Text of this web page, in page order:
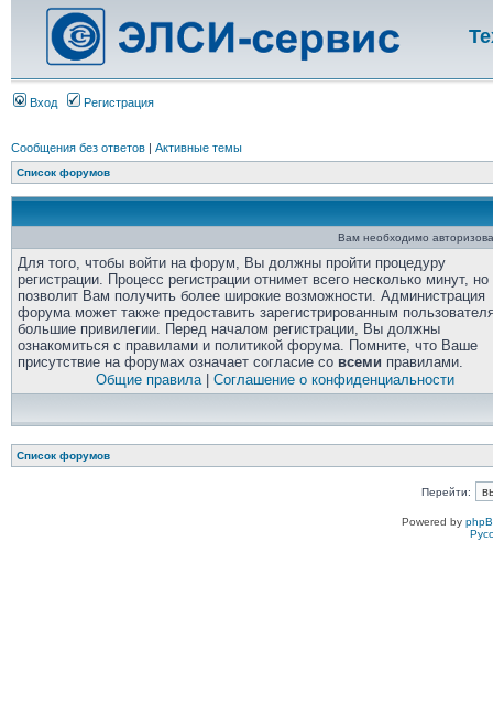
Вход Регистрация
Сообщения без ответов | Активные темы
Список форумов
Вам необходимо
Для того, чтобы войти на форум, Вы должны пройти процедуру
регистрации. Процесс регистрации отнимет всего несколько минут, но
позволит Вам получить более широкие возможности. Администрация
форума может также предоставить зарегистрированным
большие привилегии. Перед началом регистрации, Вы должны
ознакомиться с правилами и политикой форума. Помните, что Ваше
присутствие на форумах означает согласие со всеми правилами.
Общие правила| Соглашение о конфиденциальности
Список форумов
Перейти:
Powered by